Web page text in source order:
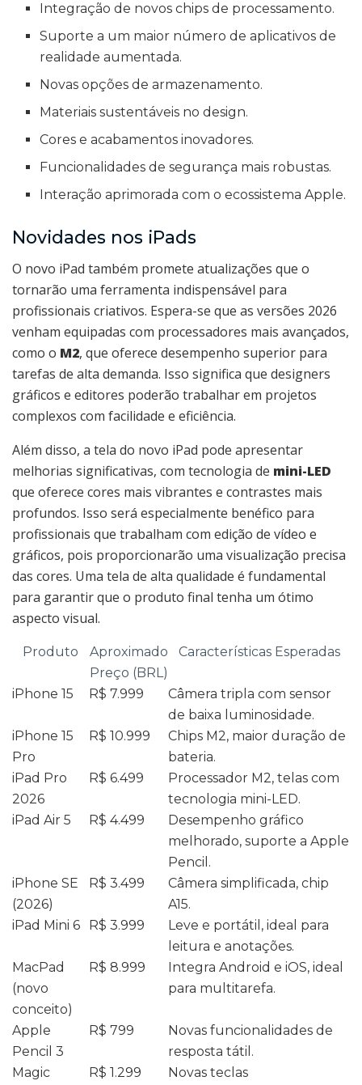
Integração de novos chips de processamento.
Suporte a um maior número de aplicativos de
realidade aumentada.
Novas opções de armazenamento.
Materiais sustentáveis no design.
Cores e acabamentos inovadores.
Funcionalidades de segurança mais robustas.
Interação aprimorada com o ecossistema Apple.
Novidades nos iPads
O novo iPad também promete atualizações que o
tornarão uma ferramenta indispensável para
profissionais criativos. Espera-se que as versões 2026
venham equipadas com processadores mais avançados,
como o M2, que oferece desempenho superior para
tarefas de alta demanda. Isso significa que designers
gráficos e editores poderão trabalhar em projetos
complexos com facilidade e eficiência.
Além disso, a tela do novo iPad pode apresentar
melhorias significativas, com tecnologia de mini-LED
que oferece cores mais vibrantes e contrastes mais
profundos. Isso será especialmente benéfico para
profissionais que trabalham com edição de vídeo e
gráficos, pois proporcionarão uma visualização precisa
das cores. Uma tela de alta qualidade é fundamental
para garantir que o produto final tenha um ótimo
aspecto visual.
Produto
Aproximado
Preço (BRL)
Características Esperadas
iPhone 15 R$ 7.999
Câmera tripla com sensor
de baixa luminosidade.
iPhone 15
Pro
R$ 10.999
Chips M2, maior duração de
bateria.
iPad Pro
2026
R$ 6.499
Processador M2, telas com
tecnologia mini-LED.
iPad Air 5
R$ 4.499
Desempenho gráfico
melhorado, suporte a Apple
Pencil.
iPhone SE
(2026)
R$ 3.499
Câmera simplificada, chip
A15.
iPad Mini 6
R$ 3.999
Leve e portátil, ideal para
leitura e anotações.
MacPad
(novo
conceito)
R$ 8.999
Integra Android e iOS, ideal
para multitarefa.
Apple
Pencil 3
R$ 799
Novas funcionalidades de
resposta tátil.
Magic
R$ 1.299
Novas teclas